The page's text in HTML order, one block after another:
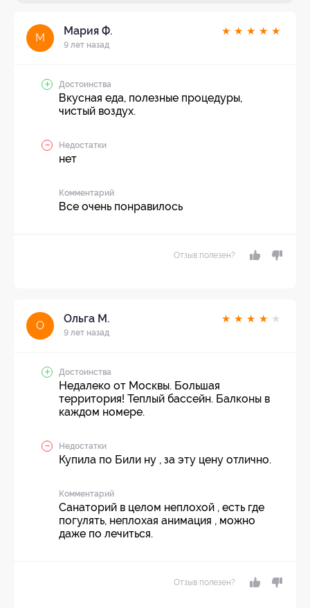
М
Мария Ф.
9 лет назад
★ ★ ★ ★ ★
Достоинства
Вкусная еда, полезные процедуры,
чистый воздух.
Недостатки
нет
Комментарий
Все очень понравилось
Отзыв полезен?
О
Ольга М.
9 лет назад
★ ★ ★ ★ ★
Достоинства
Недалеко от Москвы. Большая
территория! Теплый бассейн. Балконы в
каждом номере.
Недостатки
Купила по Били ну , за эту цену отлично.
Комментарий
Санаторий в целом неплохой , есть где
погулять, неплохая анимация , можно
даже по лечиться.
Отзыв полезен?